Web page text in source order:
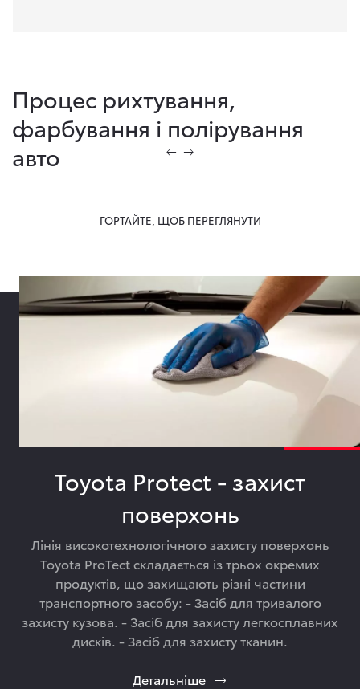
Процес рихтування,
фарбування і полірування
авто
ГОРТАЙТЕ, ЩОБ ПЕРЕГЛЯНУТИ
Toyota Protect - захист
поверхонь
Лінія високотехнологічного захисту поверхонь
Toyota ProTect складається із трьох окремих
продуктів, що захищають різні частини
транспортного засобу: - Засіб для тривалого
захисту кузова. - Засіб для захисту легкосплавних
дисків. - Засіб для захисту тканин.
Детальніше